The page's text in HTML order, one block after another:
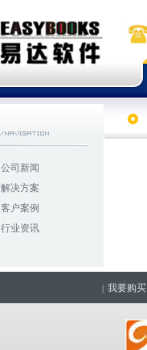
公司新闻
解决方案
客户案例
行业资讯
| 我要购买